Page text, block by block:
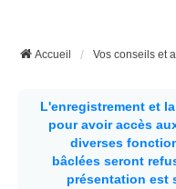
Accueil Vos conseils et
L'enregistrement et
pour avoir accès
diverses
bâclées seront
présentation est